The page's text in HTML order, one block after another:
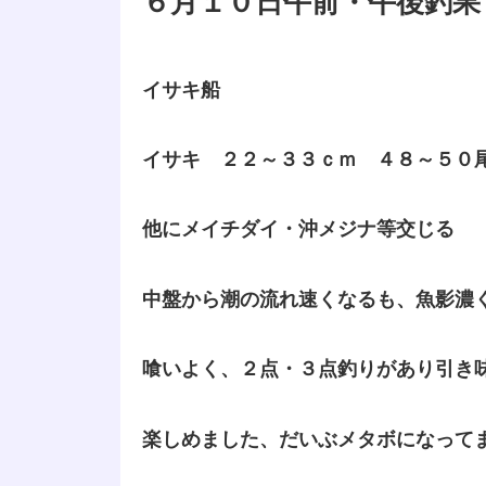
イサキ船
イサキ ２２～３３ｃｍ ４８～５０
他にメイチダイ・沖メジナ等交じる
中盤から潮の流れ速くなるも、魚影濃
喰いよく、２点・３点釣りがあり引き
楽しめました、だいぶメタボになって